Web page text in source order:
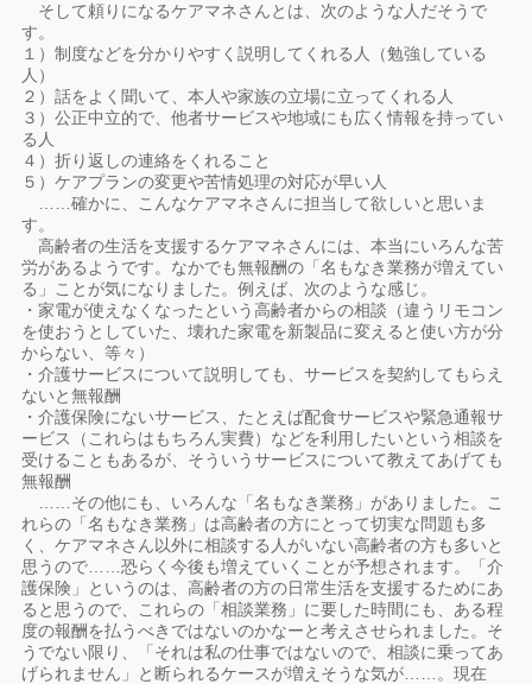
そして頼りになるケアマネさんとは、次のような人だそうで
す。
１）制度などを分かりやすく説明してくれる人（勉強している
人）
２）話をよく聞いて、本人や家族の立場に立ってくれる人
３）公正中立的で、他者サービスや地域にも広く情報を持ってい
る人
４）折り返しの連絡をくれること
５）ケアプランの変更や苦情処理の対応が早い人
……確かに、こんなケアマネさんに担当して欲しいと思いま
す。
高齢者の生活を支援するケアマネさんには、本当にいろんな苦
労があるようです。なかでも無報酬の「名もなき業務が増えてい
る」ことが気になりました。例えば、次のような感じ。
・家電が使えなくなったという高齢者からの相談（違うリモコン
を使おうとしていた、壊れた家電を新製品に変えると使い方が分
からない、等々）
・介護サービスについて説明しても、サービスを契約してもらえ
ないと無報酬
・介護保険にないサービス、たとえば配食サービスや緊急通報サ
ービス（これらはもちろん実費）などを利用したいという相談を
受けることもあるが、そういうサービスについて教えてあげても
無報酬
……その他にも、いろんな「名もなき業務」がありました。こ
れらの「名もなき業務」は高齢者の方にとって切実な問題も多
く、ケアマネさん以外に相談する人がいない高齢者の方も多いと
思うので……恐らく今後も増えていくことが予想されます。「介
護保険」というのは、高齢者の方の日常生活を支援するためにあ
ると思うので、これらの「相談業務」に要した時間にも、ある程
度の報酬を払うべきではないのかなーと考えさせられました。そ
うでない限り、「それは私の仕事ではないので、相談に乗ってあ
げられません」と断られるケースが増えそうな気が……。現在